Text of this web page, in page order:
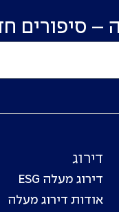
– סיפורים
דירוג
דירוג מעלה ESG
אודות דירוג מעלה